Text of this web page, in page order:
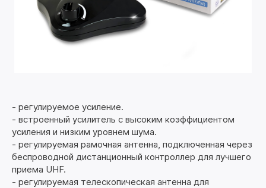
- регулируемое усиление.
- встроенный усилитель с высоким коэффициентом
усиления и низким уровнем шума.
- регулируемая рамочная антенна, подключенная через
беспроводной дистанционный контроллер для лучшего
приема UHF.
- регулируемая телескопическая антенна для